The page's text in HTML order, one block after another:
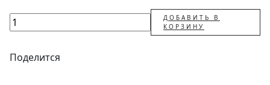
ДОБАВИТЬ В
КОРЗИНУ
Поделится